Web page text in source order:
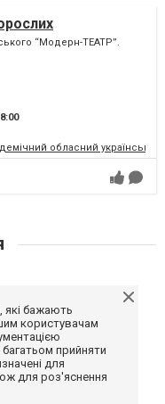
“Модерн-ТЕАТР”.
обласний
які бажають
користувачам
прийняти
для
для роз'яснення